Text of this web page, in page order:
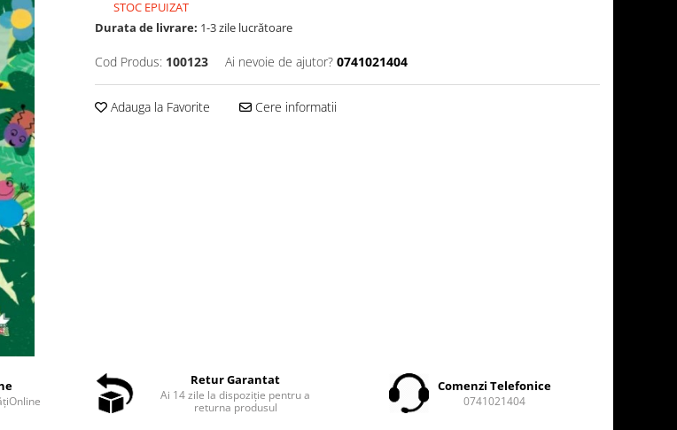
STOC EPUIZAT
Durata de livrare: 1-3 zile lucrătoare
Cod Produs: 100123 Ai nevoie de ajutor? 0741021404
Adauga la Favorite Cere informatii
Retur Garantat
Ai 14 zile la dispoziție pentru a
returna produsul
Comenzi Telefonice
0741021404